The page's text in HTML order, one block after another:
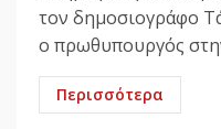
τον δημοσιογράφο
ο πρωθυπουργός
Περισσότερα